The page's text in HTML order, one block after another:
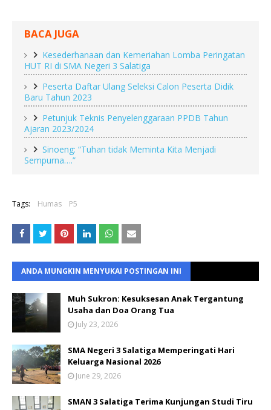
BACA JUGA
Kesederhanaan dan Kemeriahan Lomba Peringatan
HUT RI di SMA Negeri 3 Salatiga
Peserta Daftar Ulang Seleksi Calon Peserta Didik
Baru Tahun 2023
Petunjuk Teknis Penyelenggaraan PPDB Tahun
Ajaran 2023/2024
Sinoeng: “Tuhan tidak Meminta Kita Menjadi
Sempurna….”
Tags: Humas P5
ANDA MUNGKIN MENYUKAI POSTINGAN INI
Muh Sukron: Kesuksesan Anak Tergantung
Usaha dan Doa Orang Tua
July 23, 2026
SMA Negeri 3 Salatiga Memperingati Hari
Keluarga Nasional 2026
June 29, 2026
SMAN 3 Salatiga Terima Kunjungan Studi Tiru